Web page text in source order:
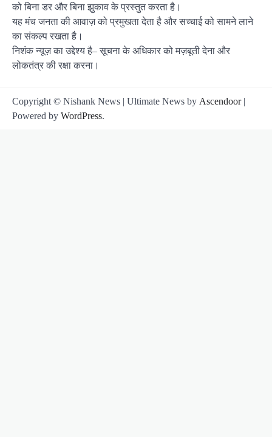
को बिना डर और बिना झुकाव के प्रस्तुत करता है।
यह मंच जनता की आवाज़ को प्रमुखता देता है और सच्चाई को सामने लाने
का संकल्प रखता है।
निशंक न्यूज़ का उद्देश्य है– सूचना के अधिकार को मज़बूती देना और
लोकतंत्र की रक्षा करना।
Copyright © Nishank News | Ultimate News by Ascendoor|
Powered by WordPress.